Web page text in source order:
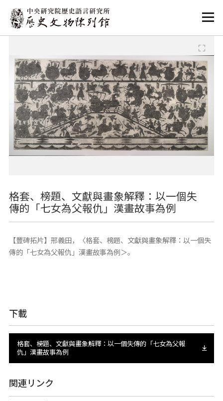
:::
:::
格套、榜題、文獻與畫象解釋：以一個失
傳的「七女為父報仇」漢畫故事為例
【豐碑拓片】邢義田，〈格套、榜題、文獻與畫象解釋：以一個失
傳的「七女為父報仇」漢畫故事為例＞。
下載
格套、榜題、文獻與畫象解釋：以一個失傳的「七女為父報
仇」漢畫故事為例
関連リンク